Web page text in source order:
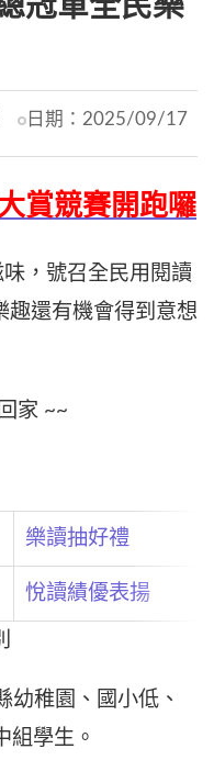
冠軍全民樂
日期： 2025/09/17
賞競賽開跑囉
，號召全民用閱讀
趣還有機會得到意想
家 ~~
樂讀抽好禮
悅讀績優表揚
幼稚園、國小低、
組學生。